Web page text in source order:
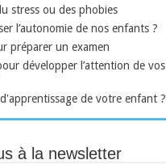
stress ou des phobies
l’autonomie de nos enfants ?
préparer un examen
développer l’attention de vos
de votre enfant ?
à la newsletter